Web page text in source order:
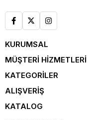
KURUMSAL
MÜŞTERİ HİZMETLERİ
KATEGORİLER
ALIŞVERİŞ
KATALOG